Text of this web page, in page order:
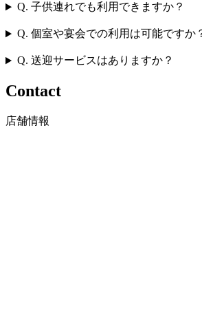
Q. 子供連れでも利用できますか？
Q. 個室や宴会での利用は可能ですか
Q. 送迎サービスはありますか？
Contact
店舗情報